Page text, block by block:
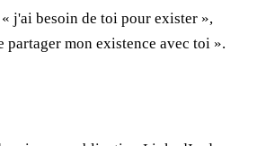
« j'ai besoin de toi pour exister »,
partager mon existence avec toi ».